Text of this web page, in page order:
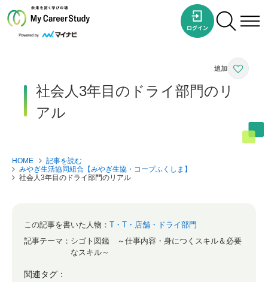
社会人3年目のドライ部門のリ
アル
HOME
記事を読む
みやぎ生活協同組合【みやぎ生協・コープふくしま】
社会人3年目のドライ部門のリアル
この記事を書いた人物： T・T・店舗・ドライ部門
記事テーマ： シゴト図鑑 ～仕事内容・身につくスキル＆必要
なスキル～
関連タグ：